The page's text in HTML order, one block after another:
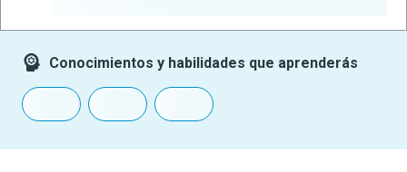
Conocimientos y habilidades que aprenderás